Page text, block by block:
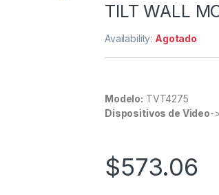
TILT WALL
Availability: Agotado
Modelo: TVT4275
Dispositivos de Video-
$573.06